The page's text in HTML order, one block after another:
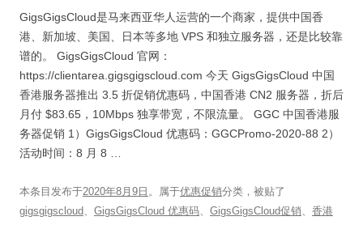
GigsGigsCloud是马来西亚华人运营的一个商家，提供中国香
港、新加坡、美国、日本等多地 VPS 和独立服务器，还是比较靠
谱的。 GigsGigsCloud 官网：
https://clientarea.gigsgigscloud.com 今天 GigsGigsCloud 中国
香港服务器推出 3.5 折促销优惠码，中国香港 CN2 服务器，折后
月付 $83.65，10Mbps 独享带宽，不限流量。 GGC 中国香港服
务器促销 1）GigsGigsCloud 优惠码：GGCPromo-2020-88 2）
活动时间：8 月 8 …
本条目发布于2020年8月9日 。属于优惠促销分类，被贴了
gigsgigscloud、 GigsGigsCloud 优惠码、 GigsGigsCloud促销、 香港